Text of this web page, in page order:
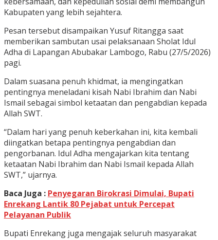
Kabupaten yang lebih sejahtera.
Pesan tersebut disampaikan Yusuf Ritangga saat
memberikan sambutan usai pelaksanaan Sholat Idul
Adha di Lapangan Abubakar Lambogo, Rabu (27/5/2026)
pagi.
Dalam suasana penuh khidmat, ia mengingatkan
pentingnya meneladani kisah Nabi Ibrahim dan Nabi
Ismail sebagai simbol ketaatan dan pengabdian kepada
Allah SWT.
“Dalam hari yang penuh keberkahan ini, kita kembali
diingatkan betapa pentingnya pengabdian dan
pengorbanan. Idul Adha mengajarkan kita tentang
ketaatan Nabi Ibrahim dan Nabi Ismail kepada Allah
SWT,” ujarnya.
Baca Juga : Penyegaran Birokrasi Dimulai, Bupati
Enrekang Lantik 80 Pejabat untuk Percepat
Pelayanan Publik
Bupati Enrekang juga mengajak seluruh masyarakat